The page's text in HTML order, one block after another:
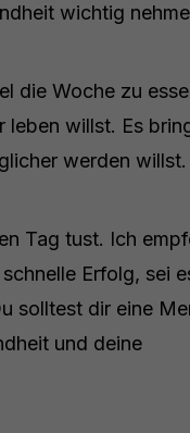
wichtig
die Woche zu
leben willst. Es
werden willst.
Tag tust. Ich
Erfolg, sei
solltest dir eine
und deine